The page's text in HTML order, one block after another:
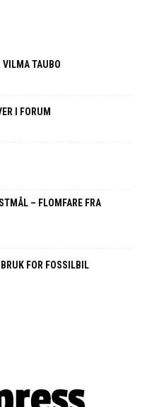
VILMA TAUBO
I FORUM
– FLOMFARE FRA
FOR FOSSILBIL